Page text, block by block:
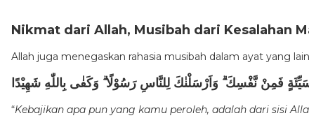
Nikmat dari Allah, Musibah dari Kesalahan
Allah juga menegaskan rahasia musibah dalam ayat yang
فَمِنْ نَّفْسِكَ ۗ وَاَرْسَلْنٰكَ لِلنَّاسِ رَسُوْلًا ۗ وَكَفٰى بِاللّٰهِ شَهِيْدًا
“Kebajikan apa pun yang kamu peroleh, adalah dari sisi